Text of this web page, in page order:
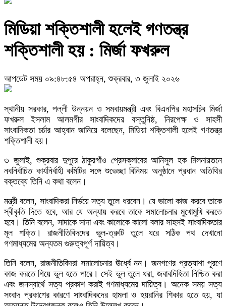
মিডিয়া শক্তিশালী হলেই গণতন্ত্র
শক্তিশালী হয় : মির্জা ফখরুল
আপডেট সময় ০৯:৪৮:৫৪ অপরাহ্ন, শুক্রবার, ৩ জুলাই ২০২৬
স্থানীয় সরকার, পল্লী উন্নয়ন ও সমবায়মন্ত্রী এবং বিএনপির মহাসচিব মির্জা
ফখরুল ইসলাম আলমগীর সাংবাদিকদের বস্তুনিষ্ঠ, নিরপেক্ষ ও সাহসী
সাংবাদিকতা চর্চার আহ্বান জানিয়ে বলেছেন, মিডিয়া শক্তিশালী হলেই গণতন্ত্র
শক্তিশালী হয়।
৩ জুলাই, শুক্রবার দুপুরে ঠাকুরগাঁও প্রেসক্লাবের আনিসুল হক মিলনায়তনে
নবনির্বাচিত কার্যনির্বাহী কমিটির সঙ্গে শুভেচ্ছা বিনিময় অনুষ্ঠানে প্রধান অতিথির
বক্তব্যে তিনি এ কথা বলেন।
মন্ত্রী বলেন, সাংবাদিকরা নির্ভয়ে সত্য তুলে ধরবেন। যে ভালো কাজ করবে তাকে
স্বীকৃতি দিতে হবে, আর যে অন্যায় করবে তাকে সমালোচনার মুখোমুখি করতে
হবে। তিনি বলেন, সাদাকে সাদা এবং কালোকে কালো বলার সাহসই সাংবাদিকতার
মূল শক্তি। রাজনীতিবিদদের ভুল-ত্রুটি তুলে ধরে সঠিক পথ দেখানো
গণমাধ্যমের অন্যতম গুরুত্বপূর্ণ দায়িত্ব।
তিনি বলেন, রাজনীতিবিদরা সমালোচনার ঊর্ধ্বে নন। জনগণের প্রত্যাশা পূরণে
কাজ করতে গিয়ে ভুল হতে পারে। সেই ভুল তুলে ধরা, জবাবদিহিতা নিশ্চিত করা
এবং জনস্বার্থে সত্য প্রকাশ করাই গণমাধ্যমের দায়িত্ব। অনেক সময় সত্য
সংবাদ প্রকাশের কারণে সাংবাদিকদের হামলা ও হয়রানির শিকার হতে হয়, যা